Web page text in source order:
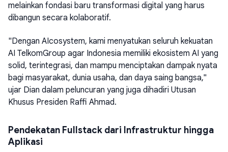
melainkan fondasi baru transformasi digital yang harus
dibangun secara kolaboratif.
"Dengan AIcosystem, kami menyatukan seluruh kekuatan
AI TelkomGroup agar Indonesia memiliki ekosistem AI yang
solid, terintegrasi, dan mampu menciptakan dampak nyata
bagi masyarakat, dunia usaha, dan daya saing bangsa,"
ujar Dian dalam peluncuran yang juga dihadiri Utusan
Khusus Presiden Raffi Ahmad.
Pendekatan Fullstack dari Infrastruktur hingga
Aplikasi